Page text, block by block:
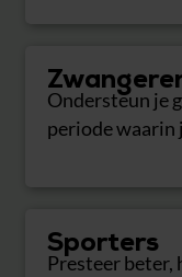
Ondersteun je
periode waarin
Sporters
Presteer beter,